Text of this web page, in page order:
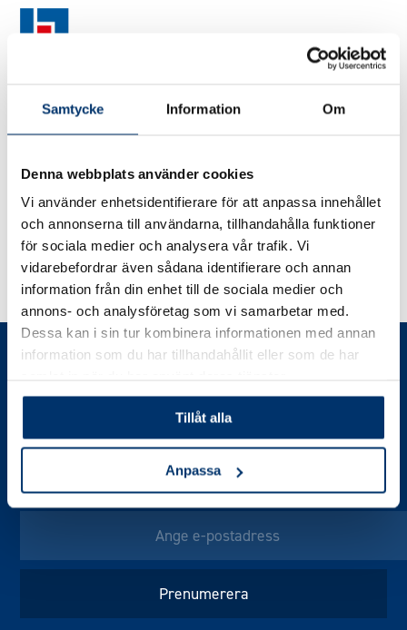
Samtycke Information Om
Denna webbplats använder cookies
Vi använder enhetsidentifierare för att anpassa innehållet
och annonserna till användarna, tillhandahålla funktioner
för sociala medier och analysera vår trafik. Vi
vidarebefordrar även sådana identifierare och annan
information från din enhet till de sociala medier och
annons- och analysföretag som vi samarbetar med.
Dessa kan i sin tur kombinera informationen med annan
information som du har tillhandahållit eller som de har
Tillåt alla
Anpassa
finansieringspartner
olika former av finansieringslösningar.
Finansiering
Vi erbjuder kostnadsfria hembesök i
Malmö.Boka ditt hembesökredan idag!